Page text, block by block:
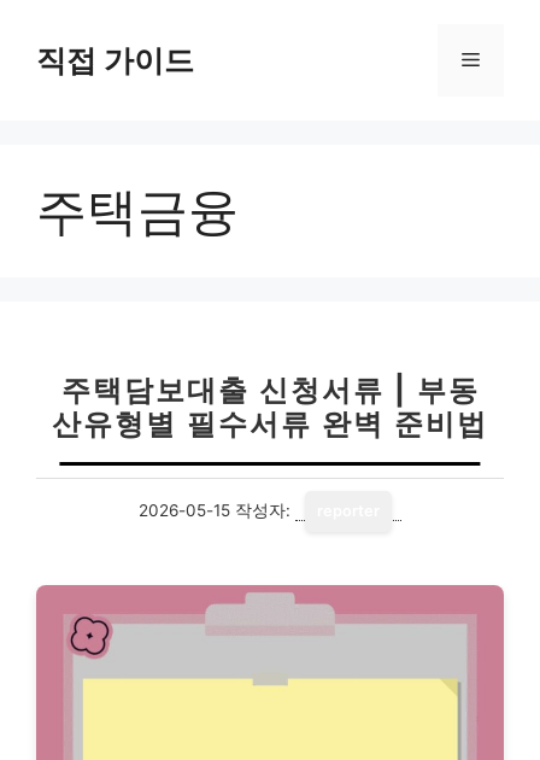
직접 가이드 메
주택금융
주택담보대출 신청서류 | 부동
산유형별 필수서류 완벽 준비법
2026-05-15 작성자: